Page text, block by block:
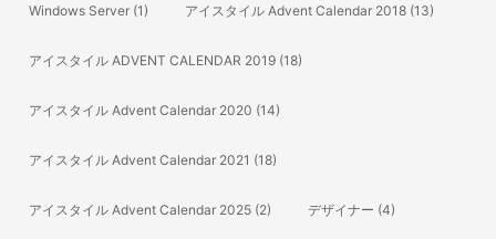
Windows Server (1) アイスタイル Advent Calendar 2018 (13)
アイスタイル ADVENT CALENDAR 2019 (18)
アイスタイル Advent Calendar 2020 (14)
アイスタイル Advent Calendar 2021 (18)
アイスタイル Advent Calendar 2025 (2) デザイナー (4)